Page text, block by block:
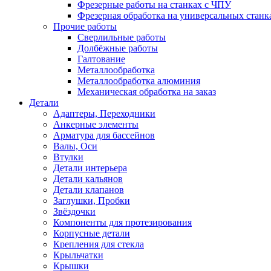
Фрезерные работы на станках с ЧПУ
Фрезерная обработка на универсальных
Прочие работы
Сверлильные работы
Долбёжные работы
Галтование
Металлообработка
Металлообработка алюминия
Механическая обработка на заказ
Детали
Адаптеры, Переходники
Анкерные элементы
Арматура для бассейнов
Валы, Оси
Втулки
Детали интерьера
Детали кальянов
Детали клапанов
Заглушки, Пробки
Звёздочки
Компоненты для протезирования
Корпусные детали
Крепления для стекла
Крыльчатки
Крышки